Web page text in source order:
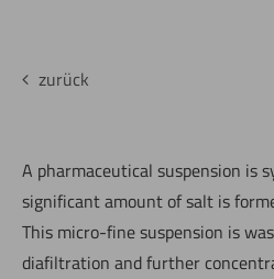
zurück
A pharmaceutical suspension is
significant amount of salt is
This micro-fine suspension is
diafiltration and further